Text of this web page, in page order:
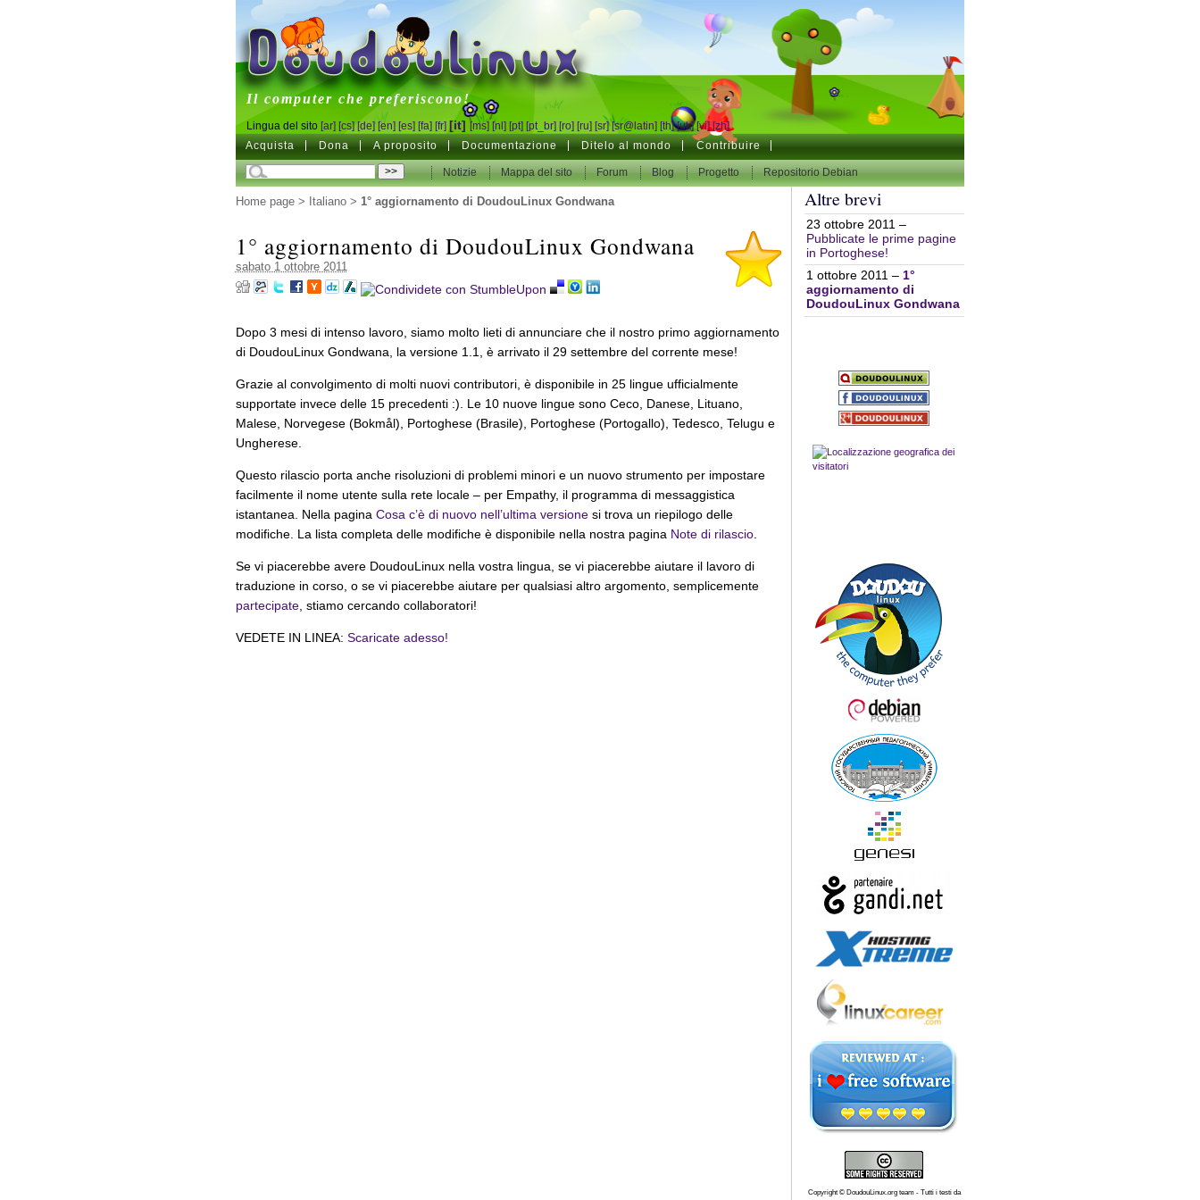
DoudouLinux
Il computer che preferiscono!
Lingua del sito [ar] [cs] [de] [en] [es] [fa] [fr] [it] [ms] [nl] [pt] [pt_br] [ro] [ru] [sr] [sr@latin] [th] [uk] [vi] [zh]
Acquista Dona A proposito Documentazione Ditelo al mondo Contribuire
Notizie Mappa del sito Forum Blog Progetto Repositorio Debian
Home page> Italiano> 1° aggiornamento di DoudouLinux Gondwana
1° aggiornamento di DoudouLinux Gondwana
sabato 1 ottobre 2011
Dopo 3 mesi di intenso lavoro, siamo molto lieti di annunciare che il nostro primo aggiornamento
di DoudouLinux Gondwana, la versione 1.1, è arrivato il 29 settembre del corrente mese!
Grazie al convolgimento di molti nuovi contributori, è disponibile in 25 lingue ufficialmente
supportate invece delle 15 precedenti :). Le 10 nuove lingue sono Ceco, Danese, Lituano,
Malese, Norvegese (Bokmål), Portoghese (Brasile), Portoghese (Portogallo), Tedesco, Telugu e
Ungherese.
Questo rilascio porta anche risoluzioni di problemi minori e un nuovo strumento per impostare
facilmente il nome utente sulla rete locale – per Empathy, il programma di messaggistica
istantanea. Nella pagina Cosa c’è di nuovo nell’ultima versionesi trova un riepilogo delle
modifiche. La lista completa delle modifiche è disponibile nella nostra pagina Note di rilascio.
Se vi piacerebbe avere DoudouLinux nella vostra lingua, se vi piacerebbe aiutare il lavoro di
traduzione in corso, o se vi piacerebbe aiutare per qualsiasi altro argomento, semplicemente
partecipate, stiamo cercando collaboratori!
VEDETE IN LINEA: Scaricate adesso!
Altre brevi
23 ottobre 2011 –
Pubblicate le prime pagine
in Portoghese!
1 ottobre 2011 – 1°
aggiornamento di
DoudouLinux Gondwana
Copyright © DoudouLinux.org team - Tutti i testi da